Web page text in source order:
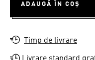
ADAUGĂ ÎN COȘ
Timp de livrare